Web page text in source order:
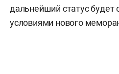
дальнейший статус будет
условиями нового